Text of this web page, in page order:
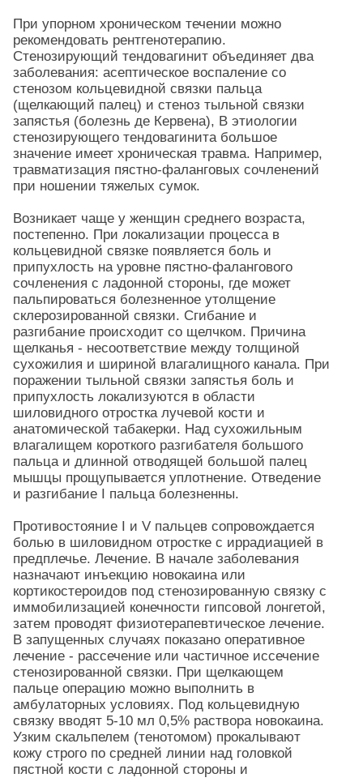
При упорном хроническом течении можно
рекомендовать рентгенотерапию.
Стенозирующий тендовагинит объединяет два
заболевания: асептическое воспаление со
стенозом кольцевидной связки пальца
(щелкающий палец) и стеноз тыльной связки
запястья (болезнь де Кервена), В этиологии
стенозирующего тендовагинита большое
значение имеет хроническая травма. Например,
травматизация пястно-фаланговых сочленений
при ношении тяжелых сумок.
Возникает чаще у женщин среднего возраста,
постепенно. При локализации процесса в
кольцевидной связке появляется боль и
припухлость на уровне пястно-фалангового
сочленения с ладонной стороны, где может
пальпироваться болезненное утолщение
склерозированной связки. Сгибание и
разгибание происходит со щелчком. Причина
щелканья - несоответствие между толщиной
сухожилия и шириной влагалищного канала. При
поражении тыльной связки запястья боль и
припухлость локализуются в области
шиловидного отростка лучевой кости и
анатомической табакерки. Над сухожильным
влагалищем короткого разгибателя большого
пальца и длинной отводящей большой палец
мышцы прощупывается уплотнение. Отведение
и разгибание I пальца болезненны.
Противостояние I и V пальцев сопровождается
болью в шиловидном отростке с иррадиацией в
предплечье. Лечение. В начале заболевания
назначают инъекцию новокаина или
кортикостероидов под стенозированную связку с
иммобилизацией конечности гипсовой лонгетой,
затем проводят физиотерапевтическое лечение.
В запущенных случаях показано оперативное
лечение - рассечение или частичное иссечение
стенозированной связки. При щелкающем
пальце операцию можно выполнить в
амбулаторных условиях. Под кольцевидную
связку вводят 5-10 мл 0,5% раствора новокаина.
Узким скальпелем (тенотомом) прокалывают
кожу строго по средней линии над головкой
пястной кости с ладонной стороны и